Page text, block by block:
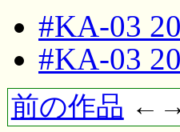
#KA-03
#KA-03
前の作品